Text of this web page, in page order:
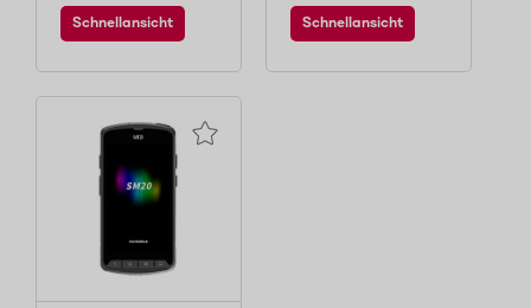
Schnellansicht Schnellansicht